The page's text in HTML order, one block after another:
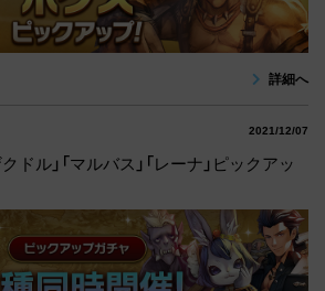
詳細へ
2021/12/07
クドル」「マルバス」「レーナ」ピックアッ